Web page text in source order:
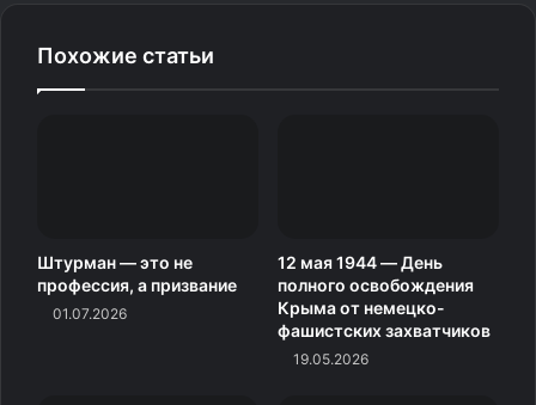
Похожие статьи
Штурман — это не
профессия, а призвание
01.07.2026
12 мая 1944 — День
полного освобождения
Крыма от немецко-
фашистских захватчиков
19.05.2026